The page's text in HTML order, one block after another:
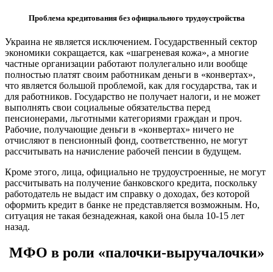
Проблема кредитования без официального трудоустройства
Украина не является исключением. Государственный сектор
экономики сокращается, как «шагреневая кожа», а многие
частные организации работают полулегально или вообще
полностью платят своим работникам деньги в «конвертах»,
что является большой проблемой, как для государства, так и
для работников. Государство не получает налоги, и не может
выполнять свои социальные обязательства перед
пенсионерами, льготными категориями граждан и проч.
Рабочие, получающие деньги в «конвертах» ничего не
отчисляют в пенсионный фонд, соответственно, не могут
рассчитывать на начисление рабочей пенсии в будущем.
Кроме этого, лица, официально не трудоустроенные, не могут
рассчитывать на получение банковского кредита, поскольку
работодатель не выдаст им справку о доходах, без которой
оформить кредит в банке не представляется возможным. Но,
ситуация не такая безнадежная, какой она была 10-15 лет
назад.
МФО в роли «палочки-выручалочки»